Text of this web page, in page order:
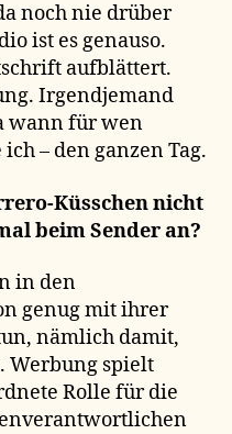
noch nie drüber
ist es genauso.
aufblättert.
Irgendjemand
wann für wen
– den ganzen Tag.
Küsschen nicht
beim Sender an?
in den
genug mit ihrer
nämlich damit,
Werbung spielt
Rolle für die